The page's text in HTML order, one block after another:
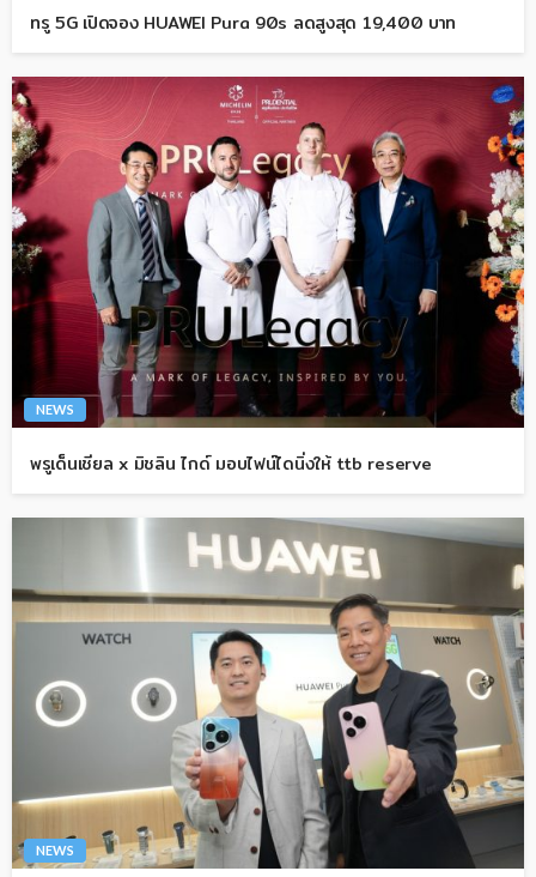
ทรู 5G เปิดจอง HUAWEI Pura 90s ลดสูงสุด 19,400 บาท
NEWS
พรูเด็นเชียล x มิชลิน ไกด์ มอบไฟน์ไดนิ่งให้ ttb reserve
NEWS